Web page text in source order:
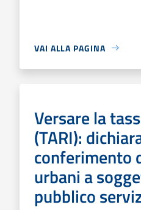
VAI ALLA PAGINA
Versare la
(TARI):
conferimento
urbani a
pubblico